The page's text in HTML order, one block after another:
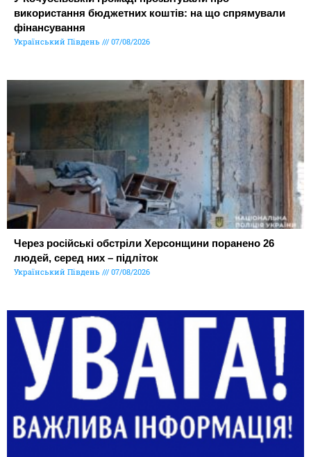
використання бюджетних коштів: на що спрямували
фінансування
Український Південь 07/08/2026
Через російські обстріли Херсонщини поранено 26
людей, серед них – підліток
Український Південь 07/08/2026